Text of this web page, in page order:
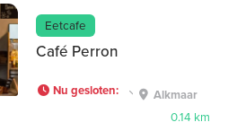
Eetcafe
Café Perron
Nu gesloten: Alkmaar
0.14 km